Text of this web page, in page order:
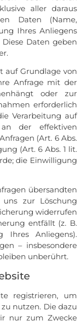
aller daraus
Daten (Name,
Ihres Anliegens
Daten geben
auf Grundlage von
Anfrage mit der
oder zur
erforderlich
Verarbeitung auf
der effektiven
(Art. 6 Abs.
(Art. 6 Abs. 1 lit.
die Einwilligung
übersandten
zur Löschung
widerrufen
entfällt (z. B.
Ihres Anliegens).
– insbesondere
unberührt.
registrieren, um
nutzen. Die dazu
nur zum Zwecke